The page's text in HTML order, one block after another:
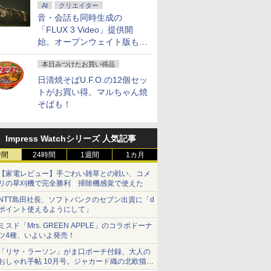
AI クリエイター
音・会話も同時生成の
「FLUX 3 Video」提供開
始。オープンウェイト版も計
画
本日みつけたお買い得品
日清焼そばU.F.O.の12個セッ
トがお買い得。マルちゃん焼
そばも！
Impress Watchシリーズ 人気記事
24時間 1週間 1カ月
家電レビュー】手ごわい雑草との戦い、コメ
の草刈機で完全勝利 掃除機感覚で使えた
島田社長、ソフトバンクのセブン出資に「d
イント使えるようにして」
スド「Mrs. GREEN APPLE」のコラボドーナ
4種、いよいよ発売！
リサ・ラーソン」がま口ポーチ付録、大人の
しゃれ手帖 10月号。ジャカード織の北欧猫デ